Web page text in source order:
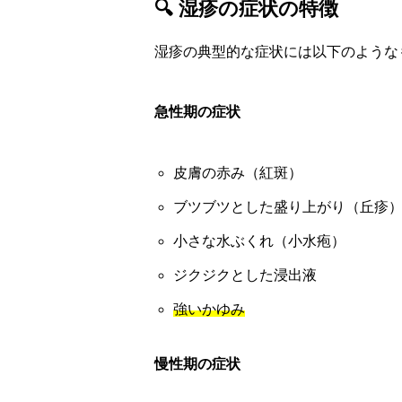
🔍 湿疹の症状の特徴
湿疹の典型的な症状には以下のような
急性期の症状
皮膚の赤み（紅斑）
ブツブツとした盛り上がり（丘疹）
小さな水ぶくれ（小水疱）
ジクジクとした浸出液
強いかゆみ
慢性期の症状